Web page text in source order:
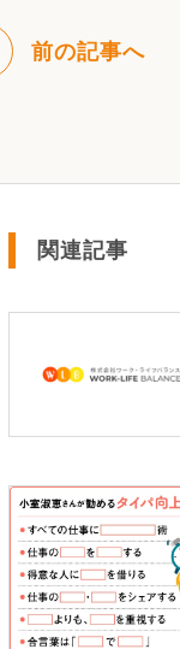
前の記事へ
関連記事